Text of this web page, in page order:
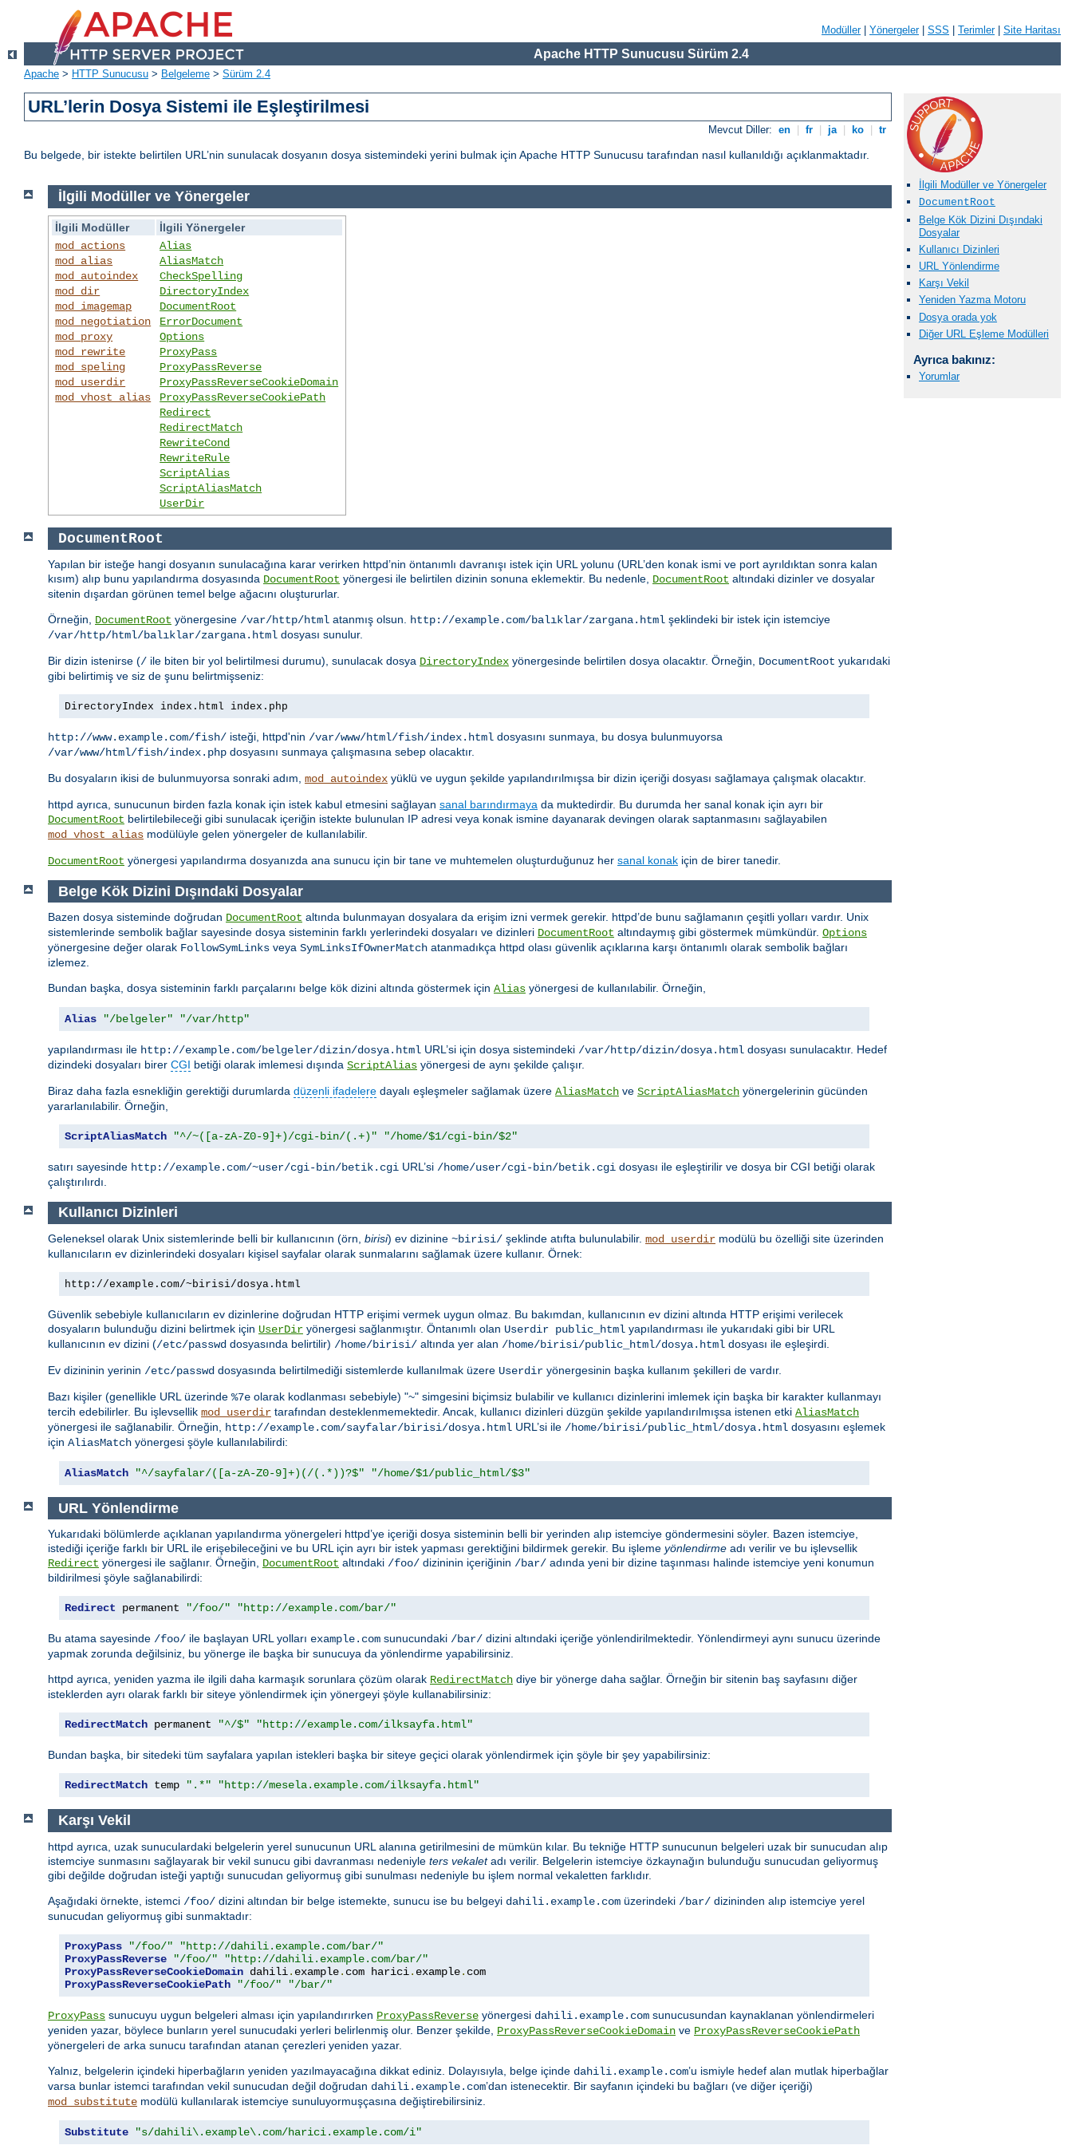
Modüller| Yönergeler| SSS Terimler| Site Haritası
Apache HTTP Sunucusu Sürüm 2.4
Apache > HTTP Sunucusu > Belgeleme > Sürüm 2.4
URL’lerin Dosya Sistemi ile Eşleştirilmesi
Mevcut Diller: en fr ja ko tr
Bu belgede, bir istekte belirtilen URL’nin sunulacak dosyanın dosya sistemindeki yerini bulmak için Apache HTTP Sunucusu tarafından nasıl kullanıldığı açıklanmaktadır.
İlgili Modüller ve Yönergeler
DocumentRoot
Belge Kök Dizini Dışındaki
Dosyalar
Kullanıcı Dizinleri
URL Yönlendirme
Karşı Vekil
Yeniden Yazma Motoru
Dosya orada yok
Diğer URL Eşleme Modülleri
Ayrıca bakınız:
Yorumlar
İlgili Modüller ve Yönergeler
İlgili Modüller
İlgili Yönergeler
mod_actions
mod_alias
mod_autoindex
mod_dir
mod_imagemap
mod_negotiation
mod_proxy
mod_rewrite
mod_speling
mod_userdir
mod_vhost_alias
Alias
AliasMatch
CheckSpelling
DirectoryIndex
DocumentRoot
ErrorDocument
Options
ProxyPass
ProxyPassReverse
ProxyPassReverseCookieDomain
ProxyPassReverseCookiePath
Redirect
RedirectMatch
RewriteCond
RewriteRule
ScriptAlias
ScriptAliasMatch
UserDir
DocumentRoot
Yapılan bir isteğe hangi dosyanın sunulacağına karar verirken httpd’nin öntanımlı davranışı istek için URL yolunu (URL’den konak ismi ve port ayrıldıktan sonra kalan
kısım) alıp bunu yapılandırma dosyasında DocumentRoot yönergesi ile belirtilen dizinin sonuna eklemektir. Bu nedenle, DocumentRoot altındaki dizinler ve dosyalar
sitenin dışardan görünen temel belge ağacını oluştururlar.
Örneğin, DocumentRoot yönergesine /var/http/html atanmış olsun. http://example.com/balıklar/zargana.html şeklindeki bir istek için istemciye
/var/http/html/balıklar/zargana.html dosyası sunulur.
Bir dizin istenirse (/ ile biten bir yol belirtilmesi durumu), sunulacak dosya DirectoryIndex yönergesinde belirtilen dosya olacaktır. Örneğin, DocumentRoot yukarıdaki
gibi belirtimiş ve siz de şunu belirtmişseniz:
DirectoryIndex index.html index.php
http://www.example.com/fish/ isteği, httpd'nin /var/www/html/fish/index.html dosyasını sunmaya, bu dosya bulunmuyorsa
/var/www/html/fish/index.php dosyasını sunmaya çalışmasına sebep olacaktır.
Bu dosyaların ikisi de bulunmuyorsa sonraki adım, mod_autoindex yüklü ve uygun şekilde yapılandırılmışsa bir dizin içeriği dosyası sağlamaya çalışmak olacaktır.
httpd ayrıca, sunucunun birden fazla konak için istek kabul etmesini sağlayan sanal barındırmaya da muktedirdir. Bu durumda her sanal konak için ayrı bir
DocumentRoot belirtilebileceği gibi sunulacak içeriğin istekte bulunulan IP adresi veya konak ismine dayanarak devingen olarak saptanmasını sağlayabilen
mod_vhost_alias modülüyle gelen yönergeler de kullanılabilir.
DocumentRoot yönergesi yapılandırma dosyanızda ana sunucu için bir tane ve muhtemelen oluşturduğunuz her sanal konak için de birer tanedir.
Belge Kök Dizini Dışındaki Dosyalar
Bazen dosya sisteminde doğrudan DocumentRoot altında bulunmayan dosyalara da erişim izni vermek gerekir. httpd’de bunu sağlamanın çeşitli yolları vardır. Unix
sistemlerinde sembolik bağlar sayesinde dosya sisteminin farklı yerlerindeki dosyaları ve dizinleri DocumentRoot altındaymış gibi göstermek mümkündür. Options
yönergesine değer olarak FollowSymLinks veya SymLinksIfOwnerMatch atanmadıkça httpd olası güvenlik açıklarına karşı öntanımlı olarak sembolik bağları
izlemez.
Bundan başka, dosya sisteminin farklı parçalarını belge kök dizini altında göstermek için Alias yönergesi de kullanılabilir. Örneğin,
Alias "/belgeler" "/var/http"
yapılandırması ile http://example.com/belgeler/dizin/dosya.html URL’si için dosya sistemindeki /var/http/dizin/dosya.html dosyası sunulacaktır. Hedef
dizindeki dosyaları birer CGI betiği olarak imlemesi dışında ScriptAlias yönergesi de aynı şekilde çalışır.
Biraz daha fazla esnekliğin gerektiği durumlarda düzenli ifadelere dayalı eşleşmeler sağlamak üzere AliasMatch ve ScriptAliasMatch yönergelerinin gücünden
yararlanılabilir. Örneğin,
ScriptAliasMatch "^/~([a-zA-Z0-9]+)/cgi-bin/(.+)" "/home/$1/cgi-bin/$2"
satırı sayesinde http://example.com/~user/cgi-bin/betik.cgi URL’si /home/user/cgi-bin/betik.cgi dosyası ile eşleştirilir ve dosya bir CGI betiği olarak
çalıştırılırdı.
Kullanıcı Dizinleri
Geleneksel olarak Unix sistemlerinde belli bir kullanıcının (örn, birisi) ev dizinine ~birisi/ şeklinde atıfta bulunulabilir. mod_userdir modülü bu özelliği site üzerinden
kullanıcıların ev dizinlerindeki dosyaları kişisel sayfalar olarak sunmalarını sağlamak üzere kullanır. Örnek:
http://example.com/~birisi/dosya.html
Güvenlik sebebiyle kullanıcıların ev dizinlerine doğrudan HTTP erişimi vermek uygun olmaz. Bu bakımdan, kullanıcının ev dizini altında HTTP erişimi verilecek
dosyaların bulunduğu dizini belirtmek için UserDir yönergesi sağlanmıştır. Öntanımlı olan Userdir public_html yapılandırması ile yukarıdaki gibi bir URL
kullanıcının ev dizini (/etc/passwd dosyasında belirtilir) /home/birisi/ altında yer alan /home/birisi/public_html/dosya.html dosyası ile eşleşirdi.
Ev dizininin yerinin /etc/passwd dosyasında belirtilmediği sistemlerde kullanılmak üzere Userdir yönergesinin başka kullanım şekilleri de vardır.
Bazı kişiler (genellikle URL üzerinde %7e olarak kodlanması sebebiyle) "~" simgesini biçimsiz bulabilir ve kullanıcı dizinlerini imlemek için başka bir karakter kullanmayı
tercih edebilirler. Bu işlevsellik mod_userdir tarafından desteklenmemektedir. Ancak, kullanıcı dizinleri düzgün şekilde yapılandırılmışsa istenen etki AliasMatch
yönergesi ile sağlanabilir. Örneğin,
http://example.com/sayfalar/birisi/dosya.html URL’si ile /home/birisi/public_html/dosya.html dosyasını eşlemek
için AliasMatch yönergesi şöyle kullanılabilirdi:
AliasMatch "^/sayfalar/([a-zA-Z0-9]+)(/(.*))?$" "/home/$1/public_html/$3"
URL Yönlendirme
Yukarıdaki bölümlerde açıklanan yapılandırma yönergeleri httpd’ye içeriği dosya sisteminin belli bir yerinden alıp istemciye göndermesini söyler. Bazen istemciye,
istediği içeriğe farklı bir URL ile erişebileceğini ve bu URL için ayrı bir istek yapması gerektiğini bildirmek gerekir. Bu işleme yönlendirme adı verilir ve bu işlevsellik
Redirect yönergesi ile sağlanır. Örneğin, DocumentRoot altındaki /foo/ dizininin içeriğinin /bar/ adında yeni bir dizine taşınması halinde istemciye yeni konumun
bildirilmesi şöyle sağlanabilirdi:
Redirect permanent "/foo/" "http://example.com/bar/"
Bu atama sayesinde /foo/ ile başlayan URL yolları example.com sunucundaki /bar/ dizini altındaki içeriğe yönlendirilmektedir. Yönlendirmeyi aynı sunucu üzerinde
yapmak zorunda değilsiniz, bu yönerge ile başka bir sunucuya da yönlendirme yapabilirsiniz.
httpd ayrıca, yeniden yazma ile ilgili daha karmaşık sorunlara çözüm olarak RedirectMatch diye bir yönerge daha sağlar. Örneğin bir sitenin baş sayfasını diğer
isteklerden ayrı olarak farklı bir siteye yönlendirmek için yönergeyi şöyle kullanabilirsiniz:
RedirectMatch permanent "^/$" "http://example.com/ilksayfa.html"
Bundan başka, bir sitedeki tüm sayfalara yapılan istekleri başka bir siteye geçici olarak yönlendirmek için şöyle bir şey yapabilirsiniz:
RedirectMatch temp ".*" "http://mesela.example.com/ilksayfa.html"
Karşı Vekil
httpd ayrıca, uzak sunuculardaki belgelerin yerel sunucunun URL alanına getirilmesini de mümkün kılar. Bu tekniğe HTTP sunucunun belgeleri uzak bir sunucudan alıp
istemciye sunmasını sağlayarak bir vekil sunucu gibi davranması nedeniyle ters vekaletadı verilir. Belgelerin istemciye özkaynağın bulunduğu sunucudan geliyormuş
gibi değilde doğrudan isteği yaptığı sunucudan geliyormuş gibi sunulması nedeniyle bu işlem normal vekaletten farklıdır.
Aşağıdaki örnekte, istemci /foo/ dizini altından bir belge istemekte, sunucu ise bu belgeyi dahili.example.com üzerindeki /bar/ dizininden alıp istemciye yerel
sunucudan geliyormuş gibi sunmaktadır:
ProxyPass "/foo/"
"http://dahili.example.com/bar/"
ProxyPassReverse
"/foo/"
"http://dahili.example.com/bar/"
ProxyPassReverseCookieDomain dahili. example. com harici. example.
ProxyPassReverseCookiePath
"/foo/" "/bar/"
ProxyPass sunucuyu uygun belgeleri alması için yapılandırırken ProxyPassReverse yönergesi dahili.example.com sunucusundan kaynaklanan yönlendirmeleri
yeniden yazar, böylece bunların yerel sunucudaki yerleri belirlenmiş olur. Benzer şekilde, ProxyPassReverseCookieDomain ve ProxyPassReverseCookiePath
yönergeleri de arka sunucu tarafından atanan çerezleri yeniden yazar.
Yalnız, belgelerin içindeki hiperbağların yeniden yazılmayacağına dikkat ediniz. Dolayısıyla, belge içinde dahili.example.com’u ismiyle hedef alan mutlak hiperbağlar
varsa bunlar istemci tarafından vekil sunucudan değil doğrudan dahili.example.com’dan istenecektir. Bir sayfanın içindeki bu bağları (ve diğer içeriği)
mod_substitute modülü kullanılarak istemciye sunuluyormuşçasına değiştirebilirsiniz.
Substitute "s/dahili\.example\.com/harici.example.com/i"